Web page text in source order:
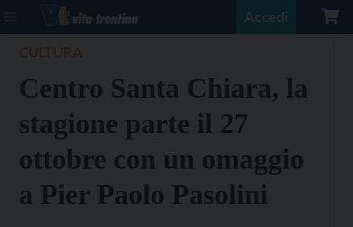
Accedi
Centro Santa Chiara, la
stagione parte il 27
ottobre con un omaggio
a Pier Paolo Pasolini